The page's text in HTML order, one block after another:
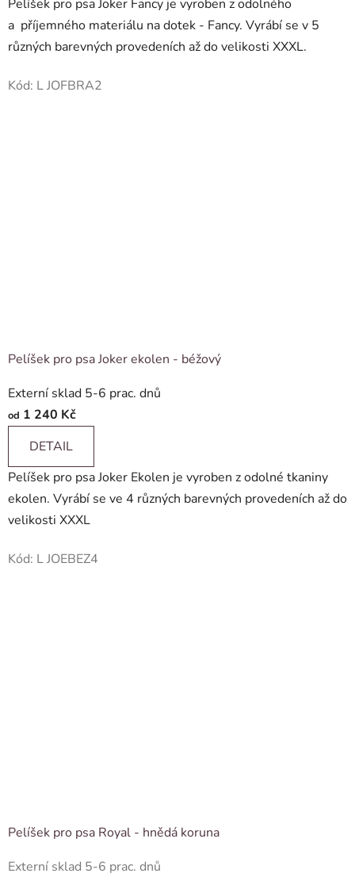
Pelíšek pro psa Joker Fancy je vyroben z odolného
a příjemného materiálu na dotek - Fancy. Vyrábí se v 5
různých barevných provedeních až do velikosti XXXL.
Kód: L JOFBRA2
Pelíšek pro psa Joker ekolen - béžový
Externí sklad 5-6 prac. dnů
od 1 240 Kč
DETAIL
Pelíšek pro psa Joker Ekolen je vyroben z odolné tkaniny
ekolen. Vyrábí se ve 4 různých barevných provedeních až do
velikosti XXXL
Kód: L JOEBEZ4
Pelíšek pro psa Royal - hnědá koruna
Externí sklad 5-6 prac. dnů